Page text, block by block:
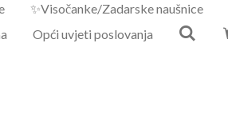
✨Visočanke/Zadarske naušnice
Opći uvjeti poslovanja